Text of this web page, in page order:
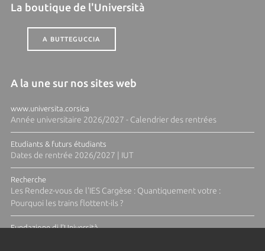
La boutique de l'Università
A BUTTEGUCCIA
A la une sur nos sites web
www.universita.corsica
Année universitaire 2026/2027 - Calendrier des rentrées
Etudiants & futurs étudiants
Dates de rentrée 2026/2027 | IUT
Recherche
Les Rendez-vous de l'IES Cargèse : Quantiquement votre :
Pourquoi les trains flottent-ils ?
Fundazione di l'Università